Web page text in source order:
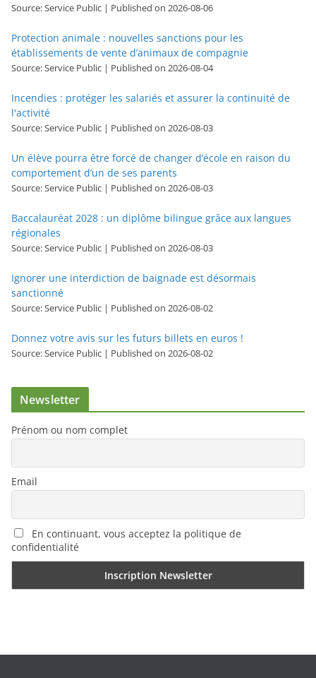
Source: Service Public Published on 2026-08-06
Protection animale : nouvelles sanctions pour les
établissements de vente d’animaux de compagnie
Source: Service Public Published on 2026-08-04
Incendies : protéger les salariés et assurer la continuité de
l'activité
Source: Service Public Published on 2026-08-03
Un élève pourra être forcé de changer d’école en raison du
comportement d’un de ses parents
Source: Service Public Published on 2026-08-03
Baccalauréat 2028 : un diplôme bilingue grâce aux langues
régionales
Source: Service Public Published on 2026-08-03
Ignorer une interdiction de baignade est désormais
sanctionné
Source: Service Public Published on 2026-08-02
Donnez votre avis sur les futurs billets en euros !
Source: Service Public Published on 2026-08-02
Newsletter
Prénom ou nom complet
Email
En continuant, vous acceptez la politique de
confidentialité